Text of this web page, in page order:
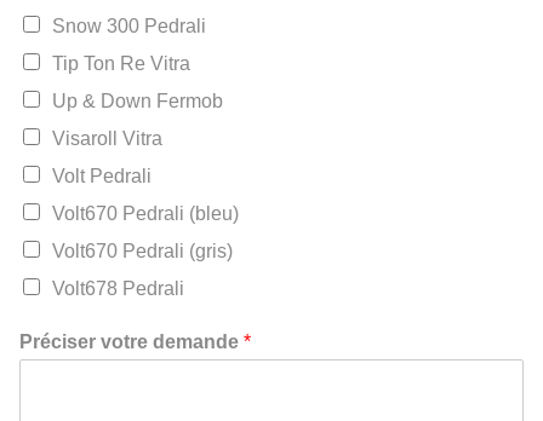
Snow 300 Pedrali
Tip Ton Re Vitra
Up & Down Fermob
Visaroll Vitra
Volt Pedrali
Volt670 Pedrali (bleu)
Volt670 Pedrali (gris)
Volt678 Pedrali
Préciser votre demande *